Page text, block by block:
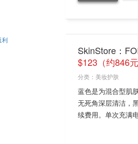
SkinStore：
$123（约846
分类： 美妆护肤
蓝色是为混合型肌
无死角深层清洁，
续费用。单次充满